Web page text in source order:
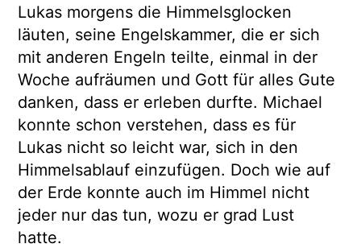
Lukas morgens die Himmelsglocken
läuten, seine Engelskammer, die er sich
mit anderen Engeln teilte, einmal in der
Woche aufräumen und Gott für alles Gute
danken, dass er erleben durfte. Michael
konnte schon verstehen, dass es für
Lukas nicht so leicht war, sich in den
Himmelsablauf einzufügen. Doch wie auf
der Erde konnte auch im Himmel nicht
jeder nur das tun, wozu er grad Lust
hatte.